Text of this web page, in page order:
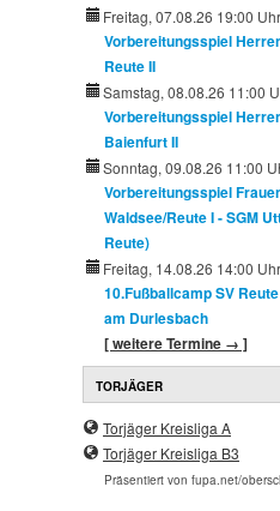
Freitag, 07.08.26 19:00 Uhr
Vorbereitungsspiel
Reute II
Samstag, 08.08.26 11:00
Vorbereitungsspiel
Baienfurt II
Sonntag, 09.08.26 11:00
Vorbereitungsspiel
Waldsee/Reute I - SGM
Reute)
Freitag, 14.08.26 14:00 Uhr
10.Fußballcamp SV
am Durlesbach
[ weitere Termine → ]
TORJÄGER
Torjäger Kreisliga A
Torjäger Kreisliga B3
Präsentiert von fupa.net/